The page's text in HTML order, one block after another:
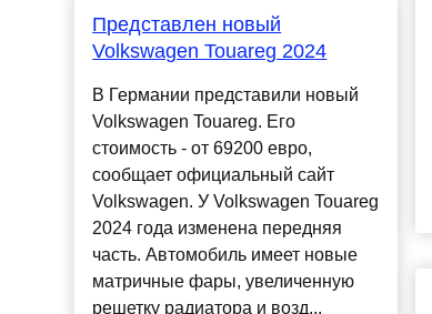
Представлен новый
Volkswagen Touareg 2024
В Германии представили новый
Volkswagen Touareg. Его
стоимость - от 69200 евро,
сообщает официальный сайт
Volkswagen. У Volkswagen Touareg
2024 года изменена передняя
часть. Автомобиль имеет новые
матричные фары, увеличенную
решетку радиатора и возд...